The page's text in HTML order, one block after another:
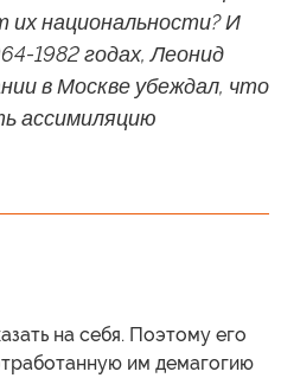
их национальности? И
1982 годах, Леонид
в Москве убеждал, что
ассимиляцию
на себя. Поэтому его
им демагогию